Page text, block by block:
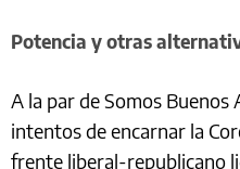
Potencia y otras
A la par de Somos
intentos de encarnar la
frente liberal-republicano